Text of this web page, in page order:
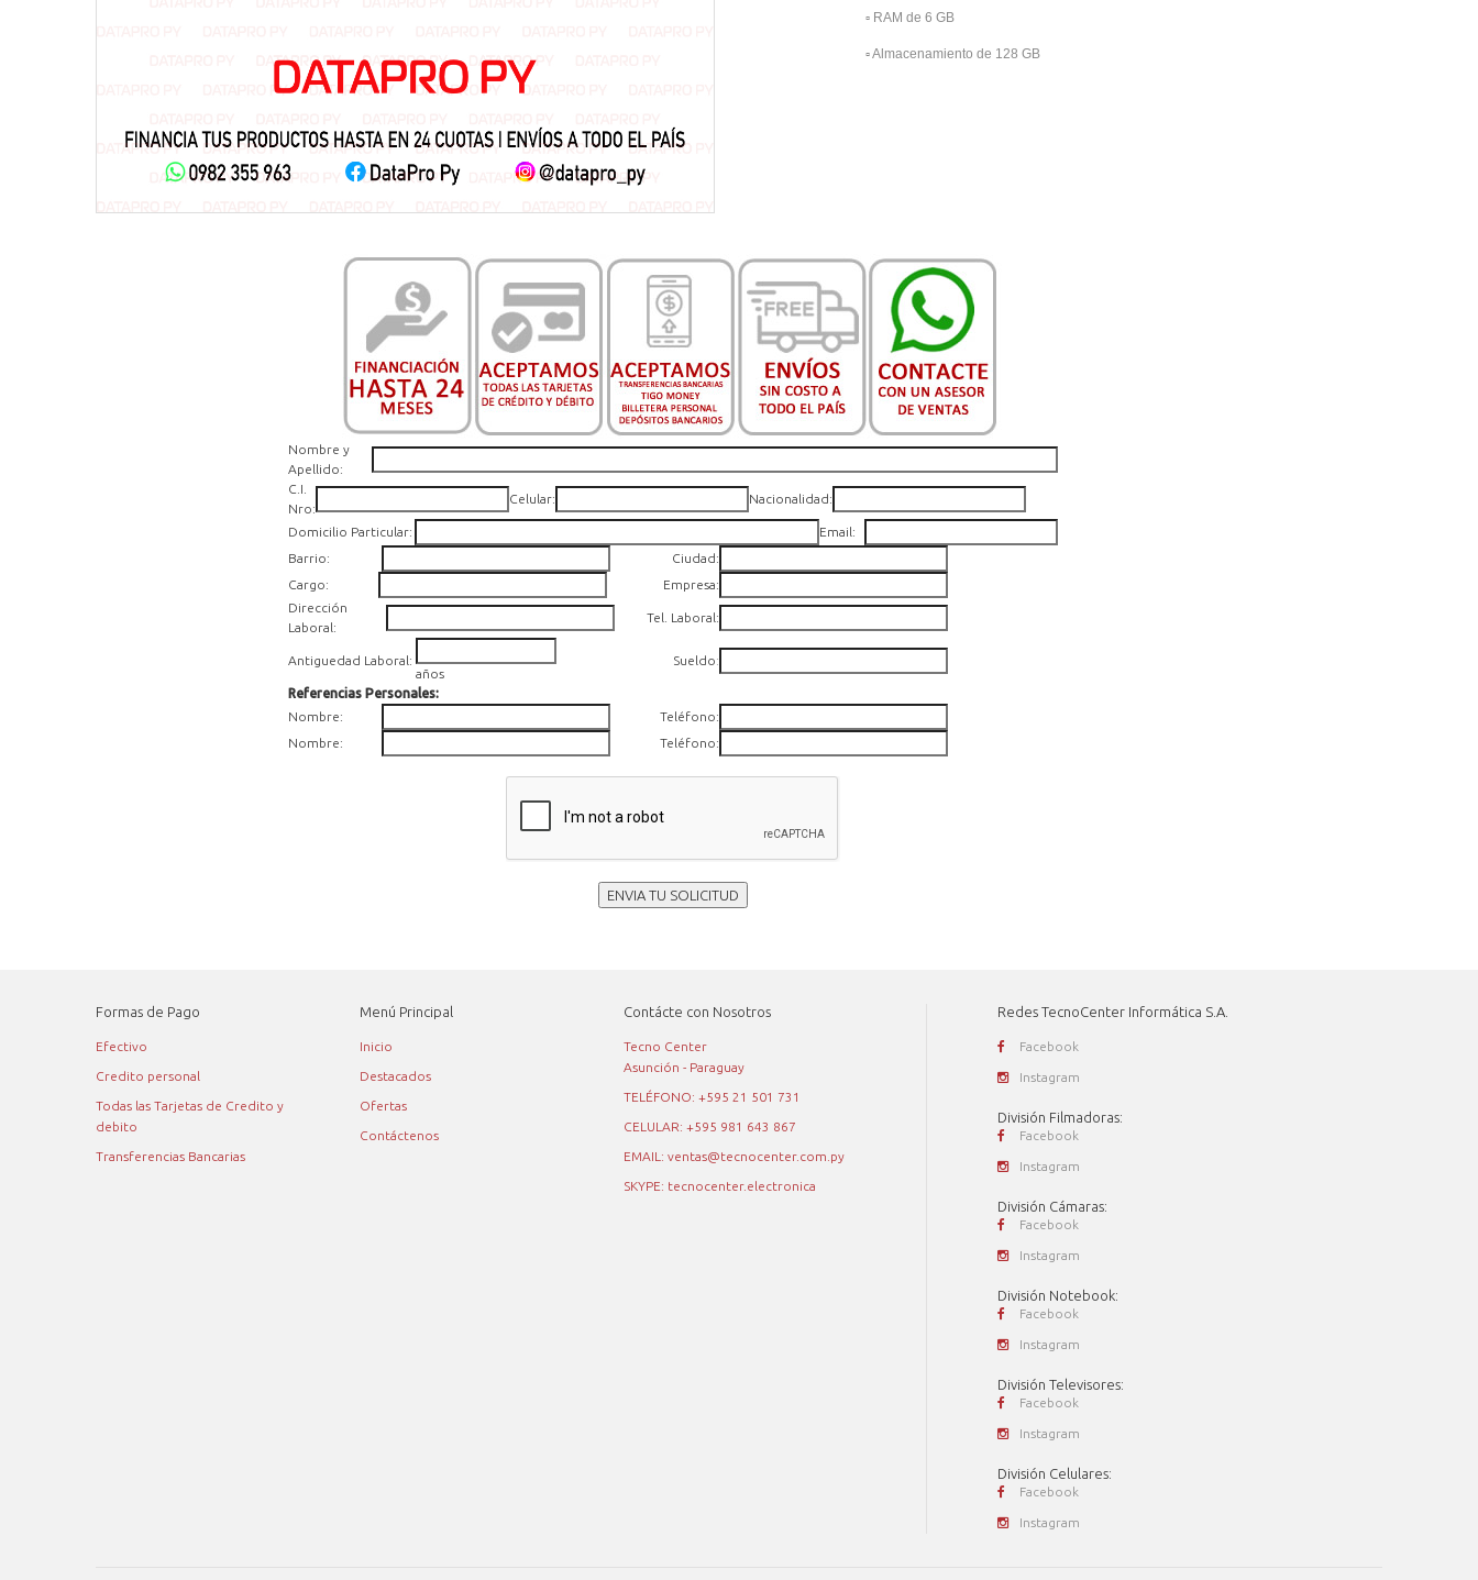
▫️ RAM de 6 GB
▫️Almacenamiento de 128 GB
Nombre y
Apellido:
C.I.
Nro:
Celular: Nacionalidad:
Domicilio Particular:
Email:
Barrio:
Ciudad:
Cargo:
Empresa:
Dirección
Laboral:
Tel. Laboral:
Antiguedad Laboral:
años
Sueldo:
Referencias Personales:
Nombre:
Teléfono:
Nombre:
Teléfono:
ENVIA TU SOLICITUD
Formas de Pago
Efectivo
Credito personal
Todas las Tarjetas de Credito y
debito
Transferencias Bancarias
Menú Principal
Inicio
Destacados
Ofertas
Contáctenos
Contácte con Nosotros
Tecno Center
Asunción - Paraguay
TELÉFONO: +595 21 501 731
CELULAR: +595 981 643 867
EMAIL: ventas@tecnocenter.com.py
SKYPE: tecnocenter.electronica
Redes TecnoCenter Informática S.A.
Facebook
Instagram
División Filmadoras:
Facebook
Instagram
División Cámaras:
Facebook
Instagram
División Notebook:
Facebook
Instagram
División Televisores:
Facebook
Instagram
División Celulares:
Facebook
Instagram